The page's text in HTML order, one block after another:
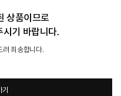
상품이므로
시기 바랍니다.
려 죄송합니다.
기